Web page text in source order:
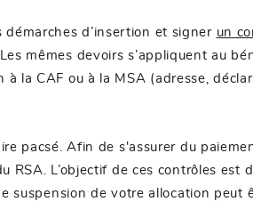
d’insertion et signer un
mêmes devoirs s’appliquent au
à la CAF ou à la MSA (adresse,
pacsé. Afin de s'assurer du
L’objectif de ces contrôles est
suspension de votre allocation peut